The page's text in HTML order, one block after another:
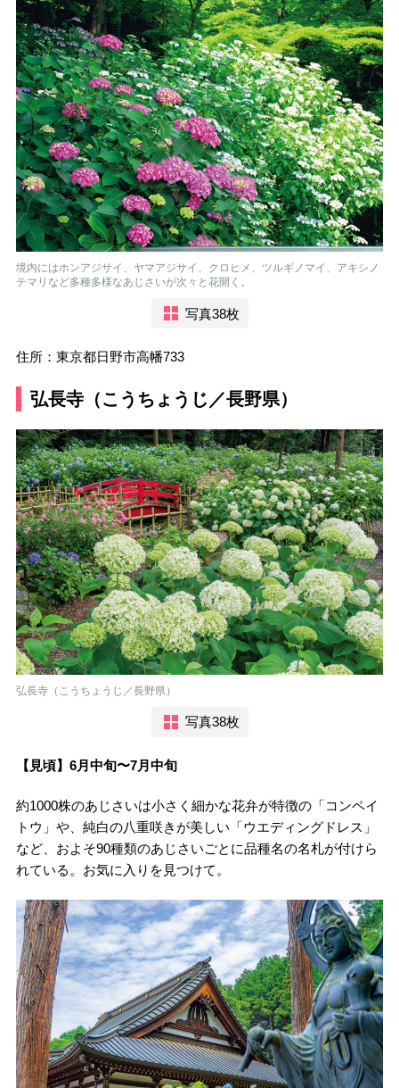
境内にはホンアジサイ、ヤマアジサイ、クロヒメ、ツルギノマイ、アキシノ
テマリなど多種多様なあじさいが次々と花開く。
写真38枚
住所：東京都日野市高幡733
弘長寺（こうちょうじ／長野県）
弘長寺（こうちょうじ／長野県）
写真38枚
【見頃】6月中旬〜7月中旬
約1000株のあじさいは小さく細かな花弁が特徴の「コンペイ
トウ」や、純白の八重咲きが美しい「ウエディングドレス」
など、およそ90種類のあじさいごとに品種名の名札が付けら
れている。お気に入りを見つけて。